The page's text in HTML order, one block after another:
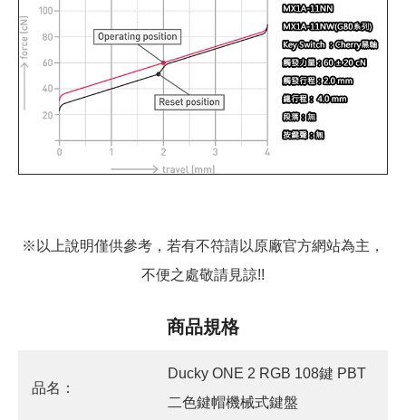
※以上說明僅供參考，若有不符請以原廠官方網站為主，
不便之處敬請見諒!!
商品規格
品名：
Ducky ONE 2 RGB 108鍵 PBT
二色鍵帽機械式鍵盤